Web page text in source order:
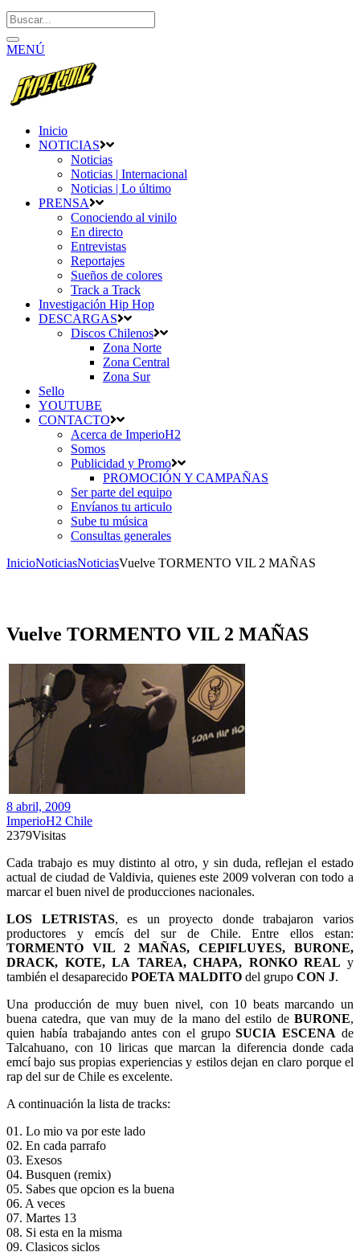
MENÚ
Inicio
NOTICIAS
Noticias
Noticias | Internacional
Noticias | Lo último
PRENSA
Conociendo al vinilo
En directo
Entrevistas
Reportajes
Sueños de colores
Track a Track
Investigación Hip Hop
DESCARGAS
Discos Chilenos
Zona Norte
Zona Central
Zona Sur
Sello
YOUTUBE
CONTACTO
Acerca de ImperioH2
Somos
Publicidad y Promo
PROMOCIÓN Y CAMPAÑAS
Ser parte del equipo
Envíanos tu articulo
Sube tu música
Consultas generales
InicioNoticiasNoticiasVuelve TORMENTO VIL 2 MAÑAS
Vuelve TORMENTO VIL 2 MAÑAS
8 abril, 2009
ImperioH2 Chile
2379Visitas
Cada trabajo es muy distinto al otro, y sin duda, reflejan el estado
actual de ciudad de Valdivia, quienes este 2009 volveran con todo a
marcar el buen nivel de producciones nacionales.
LOS LETRISTAS, es un proyecto donde trabajaron varios
productores y emcís del sur de Chile. Entre ellos estan:
TORMENTO VIL 2 MAÑAS, CEPIFLUYES, BURONE,
DRACK, KOTE, LA TAREA, CHAPA, RONKO REAL y
también el desaparecido POETA MALDITO del grupo CON J.
Una producción de muy buen nivel, con 10 beats marcando un
buena catedra, que van muy de la mano del estilo de BURONE,
quien había trabajando antes con el grupoSUCIA ESCENA de
Talcahuano, con 10 liricas que marcan la diferencia donde cada
emcí bajo sus propias experiencias y estilos dejan en claro porque el
rap del sur de Chile es excelente.
A continuación la lista de tracks:
01. Lo mio va por este lado
02. En cada parrafo
03. Exesos
04. Busquen (remix)
05. Sabes que opcion es la buena
06. A veces
07. Martes 13
08. Si esta en la misma
09. Clasicos siclos